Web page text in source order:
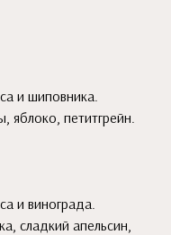
и шиповника.
петитгрейн.
и винограда.
сладкий апельсин,